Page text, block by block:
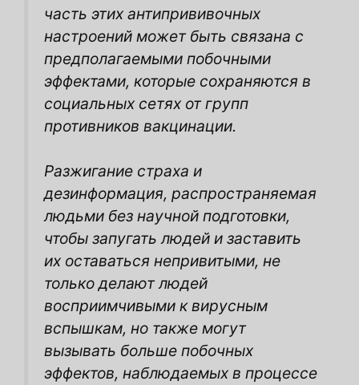
часть этих антипрививочных
настроений может быть связана с
предполагаемыми побочными
эффектами, которые сохраняются в
социальных сетях от групп
противников вакцинации.
Разжигание страха и
дезинформация, распространяемая
людьми без научной подготовки,
чтобы запугать людей и заставить
их оставаться непривитыми, не
только делают людей
восприимчивыми к вирусным
вспышкам, но также могут
вызывать больше побочных
эффектов, наблюдаемых в процессе